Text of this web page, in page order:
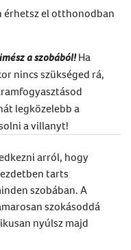
érhetsz el otthonodban
a szobából!Ha
nincs szükséged rá,
legközelebb a
a villanyt!
arról, hogy
tarts
szobában. A
szokásoddá
nyúlsz majd